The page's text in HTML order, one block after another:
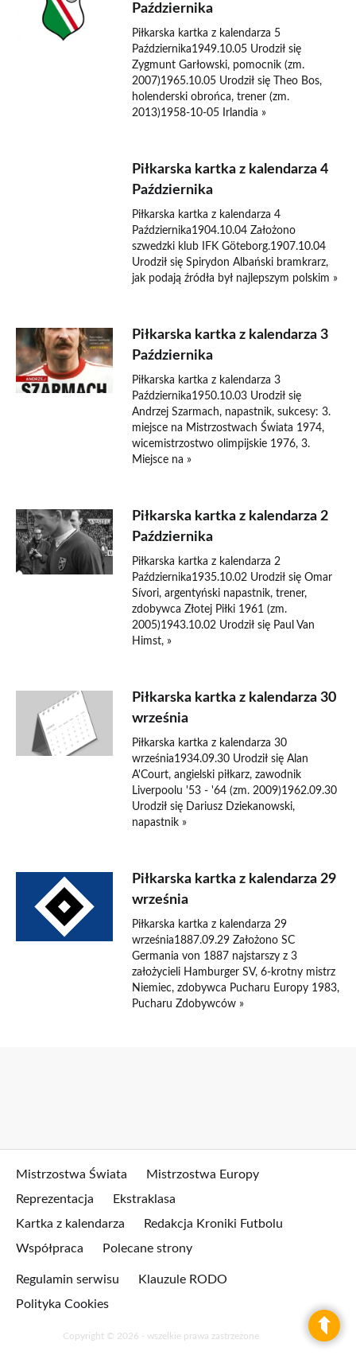
Października
Piłkarska kartka z kalendarza 5
Października1949.10.05 Urodził się
Zygmunt Garłowski, pomocnik (zm.
2007)1965.10.05 Urodził się Theo Bos,
holenderski obrońca, trener (zm.
2013)1958-10-05 Irlandia »
Piłkarska kartka z kalendarza 4
Października
Piłkarska kartka z kalendarza 4
Października1904.10.04 Założono
szwedzki klub IFK Göteborg.1907.10.04
Urodził się Spirydon Albański bramkrarz,
jak podają źródła był najlepszym polskim »
Piłkarska kartka z kalendarza 3
Października
Piłkarska kartka z kalendarza 3
Października1950.10.03 Urodził się
Andrzej Szarmach, napastnik, sukcesy: 3.
miejsce na Mistrzostwach Świata 1974,
wicemistrzostwo olimpijskie 1976, 3.
Miejsce na »
Piłkarska kartka z kalendarza 2
Października
Piłkarska kartka z kalendarza 2
Października1935.10.02 Urodził się Omar
Sívori, argentyński napastnik, trener,
zdobywca Złotej Piłki 1961 (zm.
2005)1943.10.02 Urodził się Paul Van
Himst, »
Piłkarska kartka z kalendarza 30
września
Piłkarska kartka z kalendarza 30
września1934.09.30 Urodził się Alan
A'Court, angielski piłkarz, zawodnik
Liverpoolu '53 - '64 (zm. 2009)1962.09.30
Urodził się Dariusz Dziekanowski,
napastnik »
Piłkarska kartka z kalendarza 29
września
Piłkarska kartka z kalendarza 29
września1887.09.29 Założono SC
Germania von 1887 najstarszy z 3
założycieli Hamburger SV, 6-krotny mistrz
Niemiec, zdobywca Pucharu Europy 1983,
Pucharu Zdobywców »
Mistrzostwa Świata
Mistrzostwa Europy
Reprezentacja
Ekstraklasa
Kartka z kalendarza
Redakcja Kroniki Futbolu
Współpraca
Polecane strony
Regulamin serwisu
Klauzule RODO
Polityka Cookies
Copyright © 2026 - wszelkie prawa zastrzeżone